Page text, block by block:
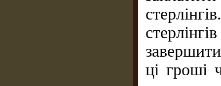
ці гроші